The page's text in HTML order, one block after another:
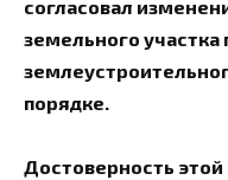
согласовал
земельного
порядке.
Достоверность